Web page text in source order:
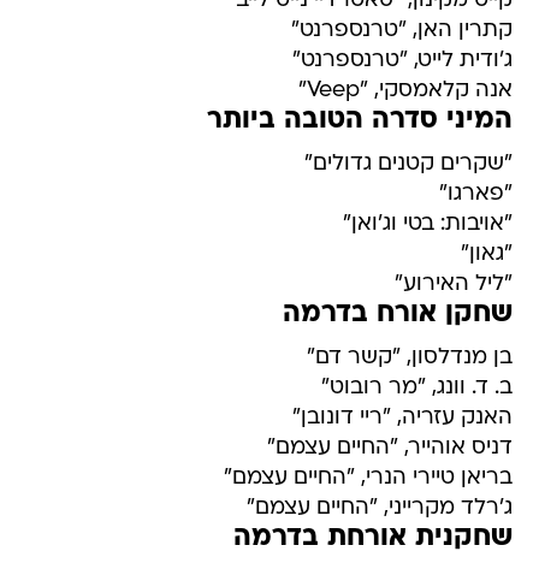
קתרין האן, "טרנספרנט"
ג'ודית לייט, "טרנספרנט"
אנה קלאמסקי, "Veep"
המיני סדרה הטובה ביותר
"שקרים קטנים גדולים"
"פארגו"
"אויבות: בטי וג'ואן"
"גאון"
"ליל האירוע"
שחקן אורח בדרמה
בן מנדלסון, "קשר דם"
ב. ד. וונג, "מר רובוט"
האנק עזריה, "ריי דונובן"
דניס אוהייר, "החיים עצמם"
בריאן טיירי הנרי, "החיים עצמם"
ג'רלד מקרייני, "החיים עצמם"
שחקנית אורחת בדרמה